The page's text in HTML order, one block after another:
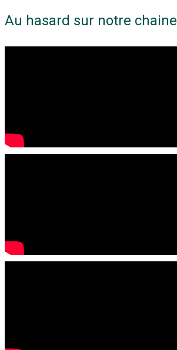
Au hasard sur notre chaine